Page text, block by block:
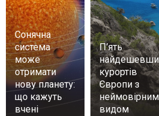
Сонячна
система
може
отримати
нову планету:
що кажуть
вчені
П’ять
курортів
Європи з
неймовірним
видом